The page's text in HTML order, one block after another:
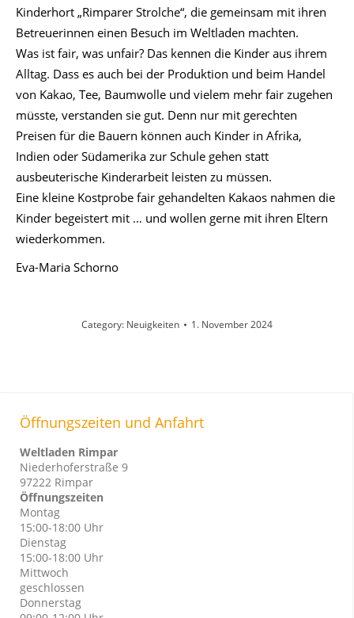
Kinderhort „Rimparer Strolche“, die gemeinsam mit ihren
Betreuerinnen einen Besuch im Weltladen machten.
Was ist fair, was unfair? Das kennen die Kinder aus ihrem
Alltag. Dass es auch bei der Produktion und beim Handel
von Kakao, Tee, Baumwolle und vielem mehr fair zugehen
müsste, verstanden sie gut. Denn nur mit gerechten
Preisen für die Bauern können auch Kinder in Afrika,
Indien oder Südamerika zur Schule gehen statt
ausbeuterische Kinderarbeit leisten zu müssen.
Eine kleine Kostprobe fair gehandelten Kakaos nahmen die
Kinder begeistert mit … und wollen gerne mit ihren Eltern
wiederkommen.
Eva-Maria Schorno
Category: Neuigkeiten 1. November 2024
Öffnungszeiten und Anfahrt
Weltladen Rimpar
Niederhoferstraße 9
97222 Rimpar
Öffnungszeiten
Montag
15:00-18:00 Uhr
Dienstag
15:00-18:00 Uhr
Mittwoch
geschlossen
Donnerstag